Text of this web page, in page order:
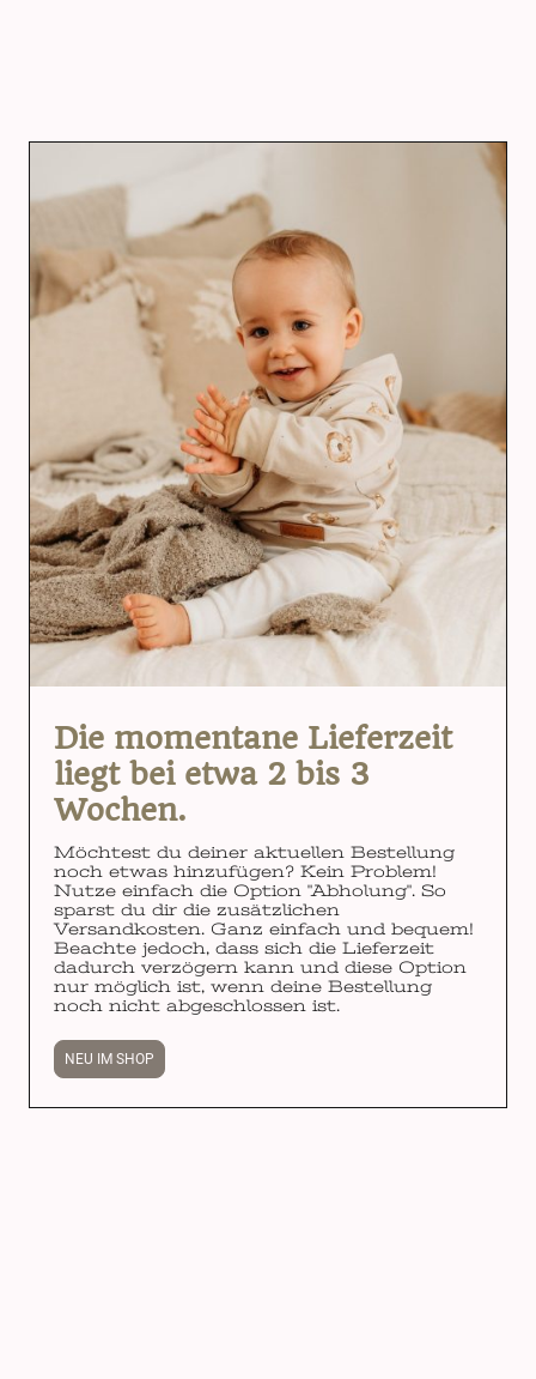
Die momentane Lieferzeit
liegt bei etwa 2 bis 3
Wochen.
Möchtest du deiner aktuellen Bestellung
noch etwas hinzufügen? Kein Problem!
Nutze einfach die Option "Abholung". So
sparst du dir die zusätzlichen
Versandkosten. Ganz einfach und bequem!
Beachte jedoch, dass sich die Lieferzeit
dadurch verzögern kann und diese Option
nur möglich ist, wenn deine Bestellung
noch nicht abgeschlossen ist.
NEU IM SHOP